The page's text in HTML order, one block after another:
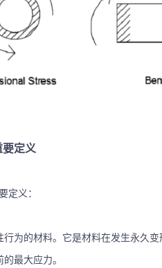
定义
定义：
为的材料。它是材料在发生永久变
的最大应力。